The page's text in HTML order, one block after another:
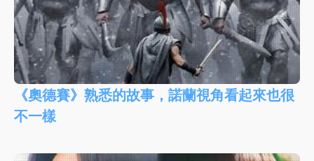
《奧德賽》熟悉的故事，諾蘭視角看起來也很
不一樣